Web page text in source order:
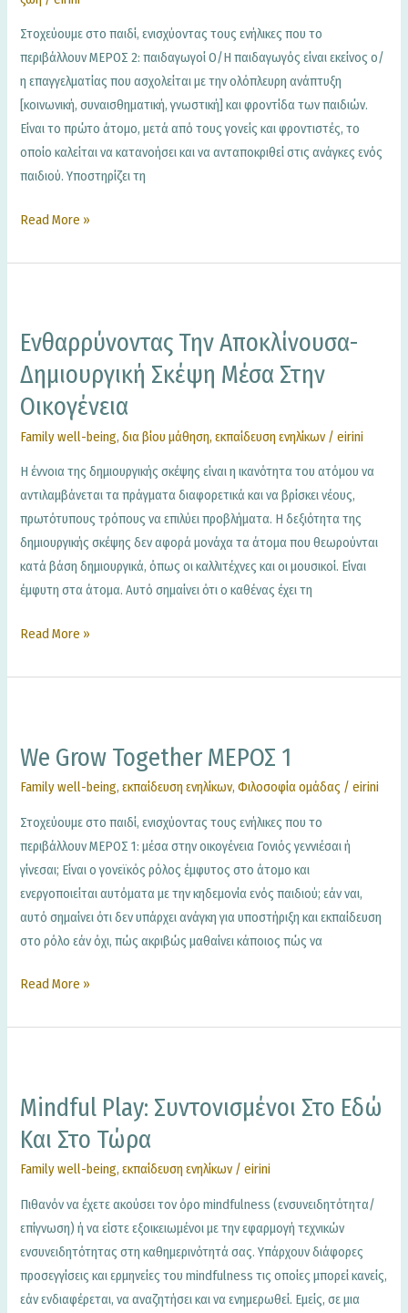
Στοχεύουμε στο παιδί, ενισχύοντας τους ενήλικες που το
περιβάλλουν ΜΕΡΟΣ 2: παιδαγωγοί Ο/Η παιδαγωγός είναι εκείνος ο/
η επαγγελματίας που ασχολείται με την ολόπλευρη ανάπτυξη
[κοινωνική, συναισθηματική, γνωστική] και φροντίδα των παιδιών.
Είναι το πρώτο άτομο, μετά από τους γονείς και φροντιστές, το
οποίο καλείται να κατανοήσει και να ανταποκριθεί στις ανάγκες ενός
παιδιού. Υποστηρίζει τη
Read More »
Ενθαρρύνοντας Την Αποκλίνουσα-
Δημιουργική Σκέψη Μέσα Στην
Οικογένεια
Family well-being,δια βίου μάθηση,εκπαίδευση ενηλίκων/eirini
Η έννοια της δημιουργικής σκέψης είναι η ικανότητα του ατόμου να
αντιλαμβάνεται τα πράγματα διαφορετικά και να βρίσκει νέους,
πρωτότυπους τρόπους να επιλύει προβλήματα. Η δεξιότητα της
δημιουργικής σκέψης δεν αφορά μονάχα τα άτομα που θεωρούνται
κατά βάση δημιουργικά, όπως οι καλλιτέχνες και οι μουσικοί. Είναι
έμφυτη στα άτομα. Αυτό σημαίνει ότι ο καθένας έχει τη
αποκλίνουσα-
Δημιουργική
σκέψη
μέσα
στην
Read More »
We Grow Together ΜΕΡΟΣ 1
Family well-being,εκπαίδευση ενηλίκων,Φιλοσοφία ομάδας /eirini
Στοχεύουμε στο παιδί, ενισχύοντας τους ενήλικες που το
περιβάλλουν ΜΕΡΟΣ 1: μέσα στην οικογένεια Γονιός γεννιέσαι ή
γίνεσαι; Είναι ο γονεϊκός ρόλος έμφυτος στο άτομο και
ενεργοποιείται αυτόματα με την κηδεμονία ενός παιδιού; εάν ναι,
αυτό σημαίνει ότι δεν υπάρχει ανάγκη για υποστήριξη και εκπαίδευση
στο ρόλο εάν όχι, πώς ακριβώς μαθαίνει κάποιος πώς να
together
ΜΕΡΟΣ
Read More »
Mindful Play: Συντονισμένοι Στο Εδώ
Και Στο Τώρα
Family well-being,εκπαίδευση ενηλίκων/eirini
Πιθανόν να έχετε ακούσει τον όρο mindfulness (ενσυνειδητότητα/
επίγνωση) ή να είστε εξοικειωμένοι με την εφαρμογή τεχνικών
ενσυνειδητότητας στη καθημερινότητά σας. Υπάρχουν διάφορες
προσεγγίσεις και ερμηνείες του mindfulness τις οποίες μπορεί κανείς,
εάν ενδιαφέρεται, να αναζητήσει και να ενημερωθεί. Εμείς, σε μια
συντονισμένοι
στο
εδώ
και
στο
τώρα